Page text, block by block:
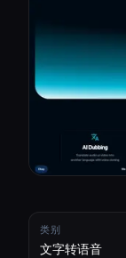
所有分类
类别
文字转语音